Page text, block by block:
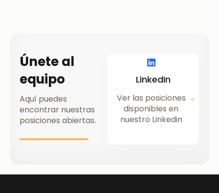
Únete al
equipo
Aquí puedes
encontrar nuestras
posiciones abiertas.
LinkedIn
Ver las posiciones
disponibles en
nuestro Linkedin